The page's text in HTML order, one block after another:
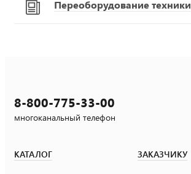
Переоборудование техники
8-800-775-33-00
многоканальный телефон
КАТАЛОГ ЗАКАЗЧИКУ